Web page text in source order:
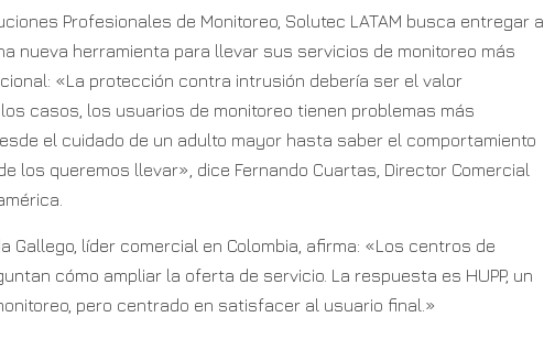
Profesionales de Monitoreo, Solutec LATAM busca entregar a
nueva herramienta para llevar sus servicios de monitoreo más
«La protección contra intrusión debería ser el valor
casos, los usuarios de monitoreo tienen problemas más
el cuidado de un adulto mayor hasta saber el comportamiento
los queremos llevar», dice Fernando Cuartas, Director Comercial
Gallego, líder comercial en Colombia, afirma: «Los centros de
cómo ampliar la oferta de servicio. La respuesta es HUPP, un
pero centrado en satisfacer al usuario final.»